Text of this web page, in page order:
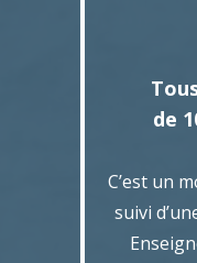
de
C’est un
suivi